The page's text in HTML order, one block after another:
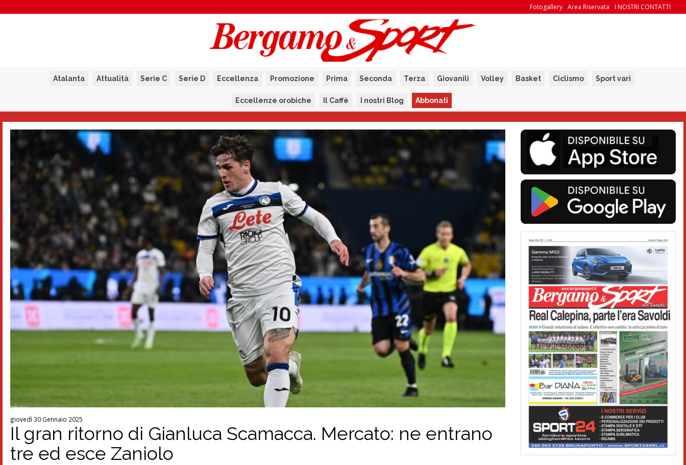
I NOSTRI CONTATTI
Area Riservata
Fotogallery
Atalanta Attualità Serie C Serie D Eccellenza Promozione Prima Seconda Terza Giovanili Volley Basket Ciclismo Sport vari
Eccellenze orobiche Il Caffè I nostri Blog Abbonati
giovedì 30 Gennaio 2025
Il gran ritorno di Gianluca Scamacca. Mercato: ne entrano
tre ed esce Zaniolo